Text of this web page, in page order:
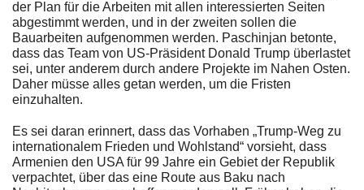
der Plan für die Arbeiten mit allen interessierten Seiten
abgestimmt werden, und in der zweiten sollen die
Bauarbeiten aufgenommen werden. Paschinjan betonte,
dass das Team von US-Präsident Donald Trump überlastet
sei, unter anderem durch andere Projekte im Nahen Osten.
Daher müsse alles getan werden, um die Fristen
einzuhalten.
Es sei daran erinnert, dass das Vorhaben „Trump-Weg zu
internationalem Frieden und Wohlstand“ vorsieht, dass
Armenien den USA für 99 Jahre ein Gebiet der Republik
verpachtet, über das eine Route aus Baku nach